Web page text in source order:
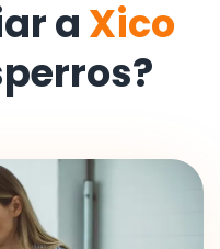
a Xico